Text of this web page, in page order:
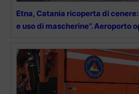
Etna, Catania ricoperta di
e uso di mascherine”. Aeroporto